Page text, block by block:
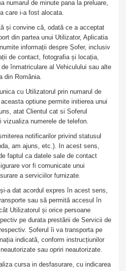
numarul de minute pana la preluare,
care i-a fost alocata.
și convine că, odată ce a acceptat
din partea unui Utilizator, Aplicatia
informații despre Șofer, inclusiv
de contact, fotografia și locația,
înmatriculare al Vehiculului sau alte
din România.
cu Utilizatorul prin numarul de
optiune permite initierea unui
atat Clientul cat si Soferul
vizualiza numerele de telefon.
notificarilor privind statusul
am ajuns, etc.). In acest sens,
faptul ca datele sale de contact
vor fi comunicate unui
a serviciilor furnizate.
a dat acordul expres în acest sens,
sau să permită accesul în
Utilizatorul și orice persoane
pe durata prestării de Servicii de
Șoferul îi va transporta pe
indicată, conform instrucțiunilor
sau opriri neautorizate.
cursa in desfasurare, cu indicarea